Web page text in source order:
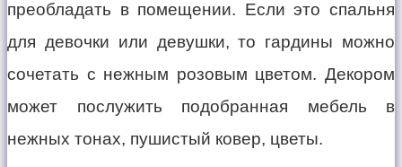
преобладать в помещении. Если это спальня
для девочки или девушки, то гардины можно
сочетать с нежным розовым цветом. Декором
может послужить подобранная мебель в
нежных тонах, пушистый ковер, цветы.